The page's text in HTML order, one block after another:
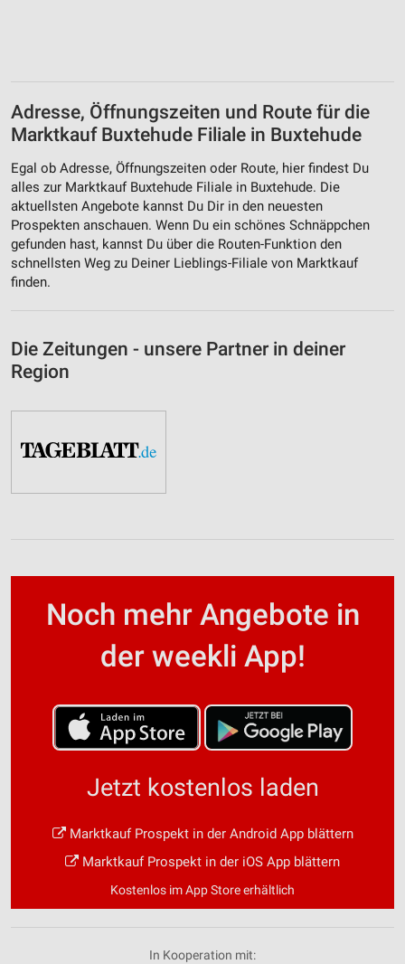
Adresse, Öffnungszeiten und Route für die
Marktkauf Buxtehude Filiale in Buxtehude
Egal ob Adresse, Öffnungszeiten oder Route, hier findest Du
alles zur Marktkauf Buxtehude Filiale in Buxtehude. Die
aktuellsten Angebote kannst Du Dir in den neuesten
Prospekten anschauen. Wenn Du ein schönes Schnäppchen
gefunden hast, kannst Du über die Routen-Funktion den
schnellsten Weg zu Deiner Lieblings-Filiale von Marktkauf
finden.
Die Zeitungen - unsere Partner in deiner
Region
Noch mehr Angebote in
der weekli App!
Jetzt kostenlos laden
Marktkauf Prospekt in der Android App blättern
Marktkauf Prospekt in der iOS App blättern
Kostenlos im App Store erhältlich
In Kooperation mit: